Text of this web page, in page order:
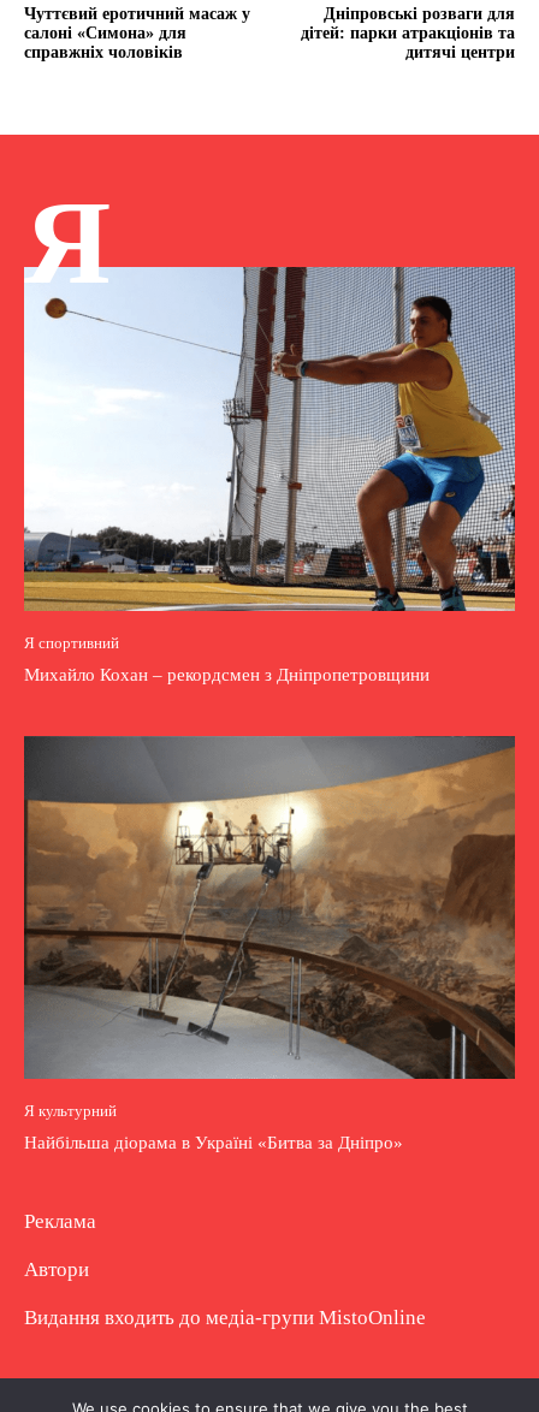
Чуттєвий еротичний масаж у
салоні «Симона» для
справжніх чоловіків
Дніпровські розваги для
дітей: парки атракціонів та
дитячі центри
Я
Я спортивний
Михайло Кохан – рекордсмен з Дніпропетровщини
Я культурний
Найбільша діорама в Україні «Битва за Дніпро»
Реклама
Автори
Видання входить до медіа-групи MistoOnline
Copyright © Повне використання матеріалу